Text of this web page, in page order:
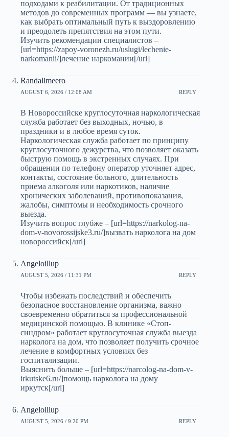
подходами к реабилитации. От традиционных
методов до современных программ — вы узнаете,
как выбрать оптимальный путь к выздоровлению
и преодолеть препятствия на этом пути.
Изучить рекомендации специалистов –
[url=https://zapoy-voronezh.ru/uslugi/lechenie-
narkomanii/]лечение наркомании[/url]
Randallmeero
AUGUST 6, 2026 / 12:08 AM REPLY
В Новороссийске круглосуточная наркологическая
служба работает без выходных, ночью, в
праздники и в любое время суток.
Наркологическая служба работает по принципу
круглосуточного дежурства, что позволяет оказать
быструю помощь в экстренных случаях. При
обращении по телефону оператор уточняет адрес,
контакты, состояние больного, длительность
приема алкоголя или наркотиков, наличие
хронических заболеваний, противопоказания,
жалобы, симптомы и необходимость срочного
выезда.
Изучить вопрос глубже – [url=https://narkolog-na-
dom-v-novorossijske3.ru/]вызвать нарколога на дом
новороссийск[/url]
Angeloillup
AUGUST 5, 2026 / 11:31 PM REPLY
Чтобы избежать последствий и обеспечить
безопасное восстановление организма, важно
своевременно обратиться за профессиональной
медицинской помощью. В клинике «Стоп-
синдром» работает круглосуточная служба выезда
нарколога на дом, что позволяет получить срочное
лечение в комфортных условиях без
госпитализации.
Выяснить больше – [url=https://narcolog-na-dom-v-
irkutske6.ru/]помощь нарколога на дому
иркутск[/url]
Angeloillup
AUGUST 5, 2026 / 9:20 PM REPLY